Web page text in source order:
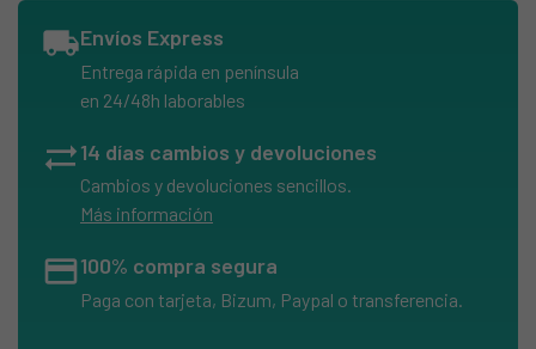
local_shippingEnvíos Express
Entrega rápida en península
en 24/48h laborables
sync_alt14 días cambios y devoluciones
Cambios y devoluciones sencillos.
Más información
credit_card100% compra segura
Paga con tarjeta, Bizum, Paypal o transferencia.